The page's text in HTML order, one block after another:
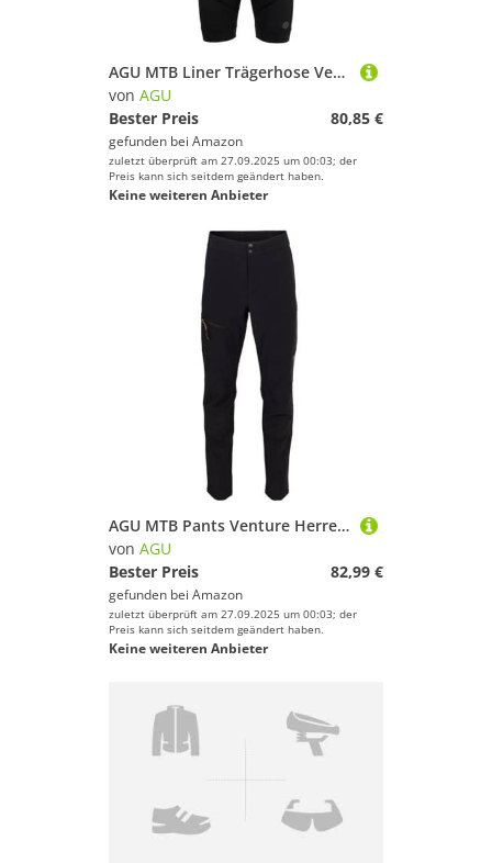
AGU MTB Liner Trägerhose Venture Herren Black XXL
von AGU
Bester Preis
80,85 €
gefunden bei Amazon
zuletzt überprüft am 27.09.2025 um 00:03; der
Preis kann sich seitdem geändert haben.
Keine weiteren Anbieter
AGU MTB Pants Venture Herren Black M
von AGU
Bester Preis
82,99 €
gefunden bei Amazon
zuletzt überprüft am 27.09.2025 um 00:03; der
Preis kann sich seitdem geändert haben.
Keine weiteren Anbieter